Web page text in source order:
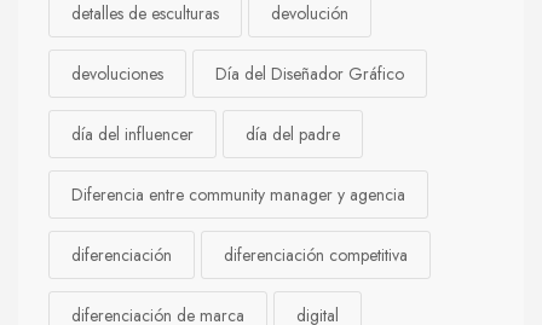
detalles de esculturas devolución
devoluciones Día del Diseñador Gráfico
día del influencer día del padre
Diferencia entre community manager y agencia
diferenciación diferenciación competitiva
diferenciación de marca digital